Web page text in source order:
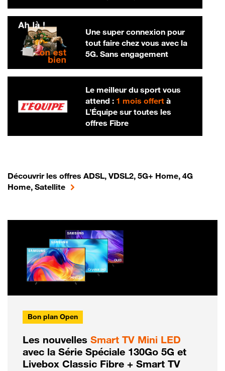
Une super connexion pour
tout faire chez vous avec la
5G. Sans engagement
Le meilleur du sport vous
attend : 1 mois offertà
L’Équipe sur toutes les
offres Fibre
Découvrir les offres ADSL, VDSL2, 5G+ Home, 4G
Home, Satellite
Bon plan Open
Les nouvelles Smart TV Mini LED
avec la Série Spéciale 130Go 5G et
Livebox Classic Fibre + Smart TV